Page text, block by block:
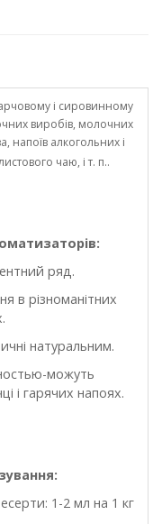
і сировинному
виробів, молочних
напоїв алкогольних і
чаю, і т. п..
ряд.
в різноманітних
натуральним.
можуть
і гарячих напоях.
1-2 мл на 1 кг